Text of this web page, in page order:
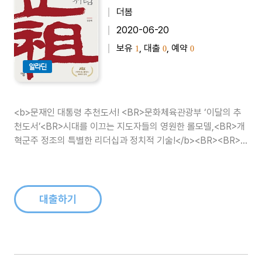
알라딘
더봄
2020-06-20
보유 1 , 대출 0 , 예약 0
<b>문재인 대통령 추천도서! <BR>문화체육관광부 ‘이달의 추
천도서’<BR>시대를 이끄는 지도자들의 영원한 롤모델,<BR>개
혁군주 정조의 특별한 리더십과 정치적 기술!</b><BR><BR>
대출하기